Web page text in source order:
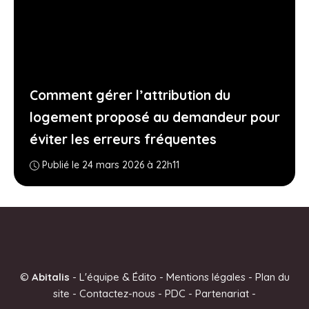
Comment gérer l’attribution du
logement proposé au demandeur pour
éviter les erreurs fréquentes
Publié le 24 mars 2026 à 22h11
© Abitalis - L'équipe & Édito - Mentions légales- Plan du
site - Contactez-nous - PDC - Partenariat -